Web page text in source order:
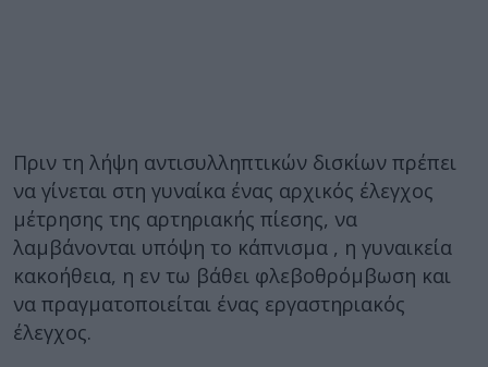
Πριν τη λήψη αντισυλληπτικών δισκίων πρέπει
να γίνεται στη γυναίκα ένας αρχικός έλεγχος
μέτρησης της αρτηριακής πίεσης, να
λαμβάνονται υπόψη το κάπνισμα , η γυναικεία
κακοήθεια, η εν τω βάθει φλεβοθρόμβωση και
να πραγματοποιείται ένας εργαστηριακός
έλεγχος.